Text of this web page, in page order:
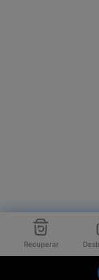
Recuperar